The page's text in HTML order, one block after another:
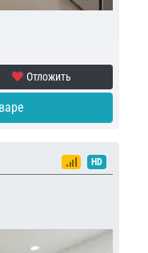
Отложить
HD